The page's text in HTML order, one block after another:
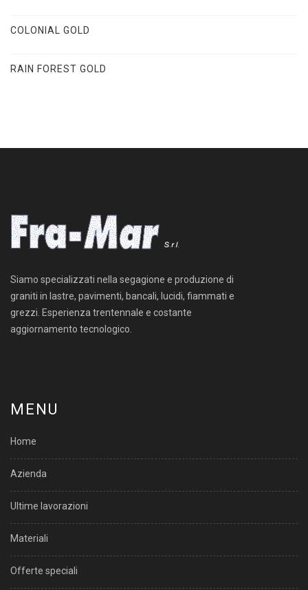
COLONIAL GOLD
RAIN FOREST GOLD
Siamo specializzati nella segagione e produzione di
graniti in lastre, pavimenti, bancali, lucidi, fiammati e
grezzi. Esperienza trentennale e costante
aggiornamento tecnologico.
MENU
Home
Azienda
Ultime lavorazioni
Materiali
Offerte speciali